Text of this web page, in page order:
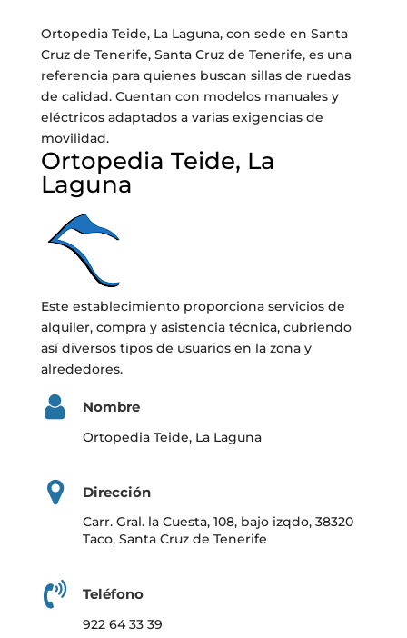
Ortopedia Teide, La Laguna, con sede en Santa
Cruz de Tenerife, Santa Cruz de Tenerife, es una
referencia para quienes buscan sillas de ruedas
de calidad. Cuentan con modelos manuales y
eléctricos adaptados a varias exigencias de
movilidad.
Ortopedia Teide, La
Laguna
Este establecimiento proporciona servicios de
alquiler, compra y asistencia técnica, cubriendo
así diversos tipos de usuarios en la zona y
alrededores.
Nombre
Ortopedia Teide, La Laguna
Dirección
Carr. Gral. la Cuesta, 108, bajo izqdo, 38320
Taco, Santa Cruz de Tenerife
Teléfono
922 64 33 39